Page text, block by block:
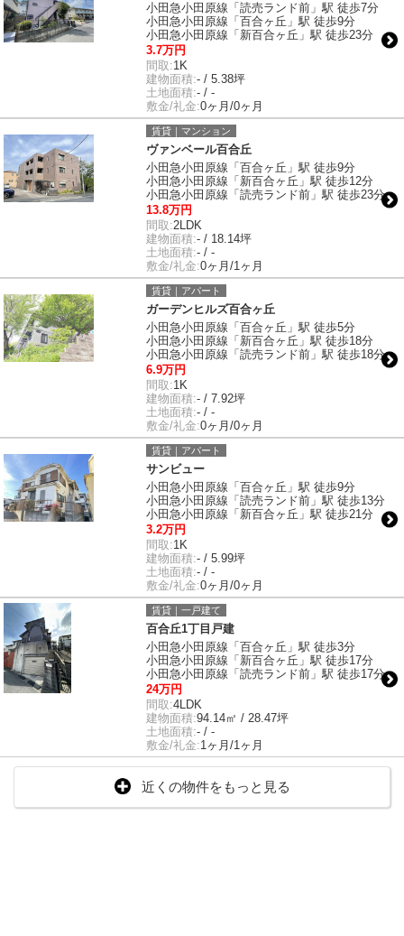
小田急小田原線「読売ランド前」駅 徒歩7分
小田急小田原線「百合ヶ丘」駅 徒歩9分
小田急小田原線「新百合ヶ丘」駅 徒歩23分
3.7万円
間取:1K
建物面積:- / 5.38坪
土地面積:- / -
敷金/礼金:0ヶ月/0ヶ月
賃貸｜マンション
ヴァンベール百合丘
小田急小田原線「百合ヶ丘」駅 徒歩9分
小田急小田原線「新百合ヶ丘」駅 徒歩12分
小田急小田原線「読売ランド前」駅 徒歩23分
13.8万円
間取:2LDK
建物面積:- / 18.14坪
土地面積:- / -
敷金/礼金:0ヶ月/1ヶ月
賃貸｜アパート
ガーデンヒルズ百合ヶ丘
小田急小田原線「百合ヶ丘」駅 徒歩5分
小田急小田原線「新百合ヶ丘」駅 徒歩18分
小田急小田原線「読売ランド前」駅 徒歩18分
6.9万円
間取:1K
建物面積:- / 7.92坪
土地面積:- / -
敷金/礼金:0ヶ月/0ヶ月
賃貸｜アパート
サンビュー
小田急小田原線「百合ヶ丘」駅 徒歩9分
小田急小田原線「読売ランド前」駅 徒歩13分
小田急小田原線「新百合ヶ丘」駅 徒歩21分
3.2万円
間取:1K
建物面積:- / 5.99坪
土地面積:- / -
敷金/礼金:0ヶ月/0ヶ月
賃貸｜一戸建て
百合丘1丁目戸建
小田急小田原線「百合ヶ丘」駅 徒歩3分
小田急小田原線「新百合ヶ丘」駅 徒歩17分
小田急小田原線「読売ランド前」駅 徒歩17分
24万円
間取:4LDK
建物面積:94.14㎡ / 28.47坪
土地面積:- / -
敷金/礼金:1ヶ月/1ヶ月
近くの物件をもっと見る